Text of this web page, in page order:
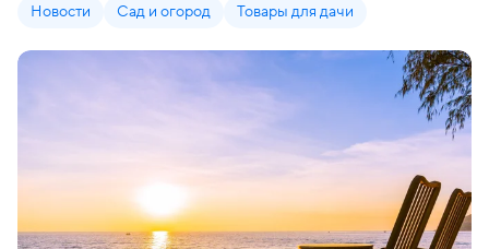
Новости Сад и огород Товары для дачи